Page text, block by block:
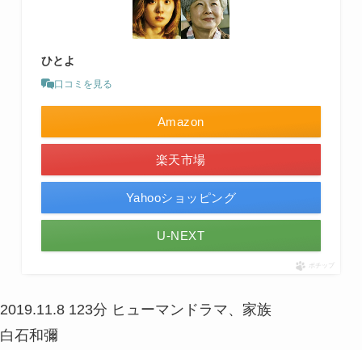
ひとよ
口コミを見る
Amazon
楽天市場
Yahooショッピング
U-NEXT
ポチップ
2019.11.8 123分 ヒューマンドラマ、家族
白石和彌